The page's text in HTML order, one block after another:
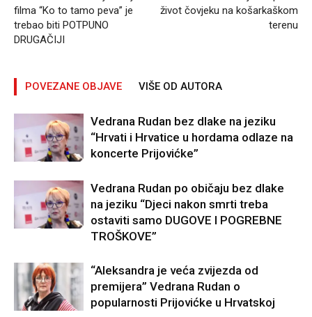
filma “Ko to tamo peva” je
trebao biti POTPUNO
DRUGAČIJI
život čovjeku na košarkaškom
terenu
POVEZANE OBJAVE VIŠE OD AUTORA
Vedrana Rudan bez dlake na jeziku
“Hrvati i Hrvatice u hordama odlaze na
koncerte Prijovićke”
Vedrana Rudan po običaju bez dlake
na jeziku “Djeci nakon smrti treba
ostaviti samo DUGOVE I POGREBNE
TROŠKOVE”
“Aleksandra je veća zvijezda od
premijera” Vedrana Rudan o
popularnosti Prijovićke u Hrvatskoj